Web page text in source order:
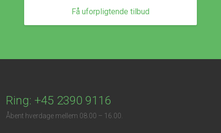
Få uforpligtende tilbud
Ring: +45 2390 9116
​Åbent hverdage mellem 08.00 – 16.00.